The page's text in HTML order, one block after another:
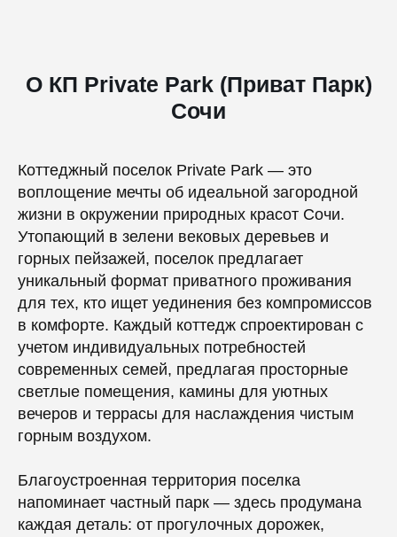
О КП Private Park (Приват Парк)
Сочи
Коттеджный поселок Private Park — это
воплощение мечты об идеальной загородной
жизни в окружении природных красот Сочи.
Утопающий в зелени вековых деревьев и
горных пейзажей, поселок предлагает
уникальный формат приватного проживания
для тех, кто ищет уединения без компромиссов
в комфорте. Каждый коттедж спроектирован с
учетом индивидуальных потребностей
современных семей, предлагая просторные
светлые помещения, камины для уютных
вечеров и террасы для наслаждения чистым
горным воздухом.
Благоустроенная территория поселка
напоминает частный парк — здесь продумана
каждая деталь: от прогулочных дорожек,